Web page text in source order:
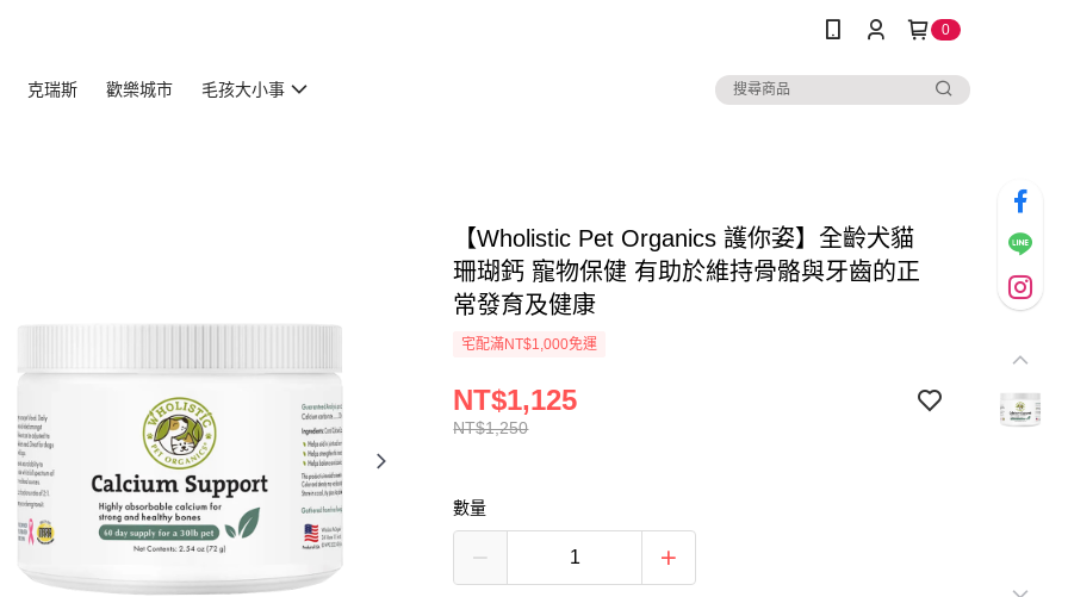
0
克瑞斯 歡樂城市 毛孩大小事
【Wholistic Pet Organics 護你姿】全齡犬貓
珊瑚鈣 寵物保健 有助於維持骨骼與牙齒的正
常發育及健康
宅配滿NT$1,000免運
NT$1,250
NT$1,125
數量